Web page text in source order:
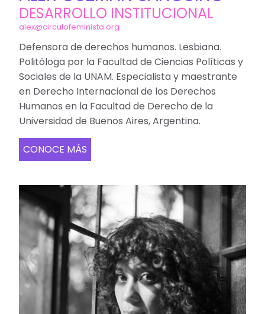
DESARROLLO INSTITUCIONAL
alex@circulofeminista.org
Defensora de derechos humanos. Lesbiana.
Politóloga por la Facultad de Ciencias Políticas y
Sociales de la UNAM. Especialista y maestrante
en Derecho Internacional de los Derechos
Humanos en la Facultad de Derecho de la
Universidad de Buenos Aires, Argentina.
CONOCE MÁS